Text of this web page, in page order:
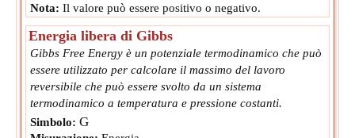
Nota: Il valore può essere positivo o negativo.
Energia libera di Gibbs
Gibbs Free Energy è un potenziale termodinamico che può
essere utilizzato per calcolare il massimo del lavoro
reversibile che può essere svolto da un sistema
termodinamico a temperatura e pressione costanti.
Simbolo: G